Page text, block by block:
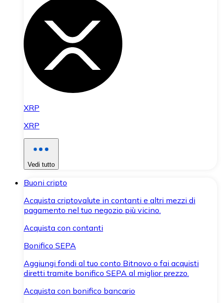
XRP
XRP
Vedi tutto
Buoni cripto
Acquista criptovalute in contanti e altri mezzi di
pagamento nel tuo negozio più vicino.
Acquista con contanti
Bonifico SEPA
Aggiungi fondi al tuo conto Bitnovo o fai acquisti
diretti tramite bonifico SEPA al miglior prezzo.
Acquista con bonifico bancario